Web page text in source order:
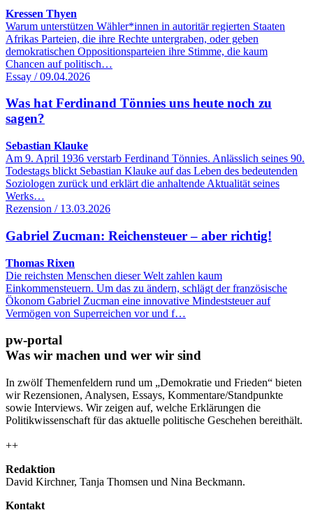
Kressen Thyen
Warum unterstützen Wähler*innen in autoritär regierten Staaten
Afrikas Parteien, die ihre Rechte untergraben, oder geben
demokratischen Oppositionsparteien ihre Stimme, die kaum
Chancen auf politisch…
Essay / 09.04.2026
Was hat Ferdinand Tönnies uns heute noch zu
sagen?
Sebastian Klauke
Am 9. April 1936 verstarb Ferdinand Tönnies. Anlässlich seines 90.
Todestags blickt Sebastian Klauke auf das Leben des bedeutenden
Soziologen zurück und erklärt die anhaltende Aktualität seines
Werks…
Rezension / 13.03.2026
Gabriel Zucman: Reichensteuer – aber richtig!
Thomas Rixen
Die reichsten Menschen dieser Welt zahlen kaum
Einkommensteuern. Um das zu ändern, schlägt der französische
Ökonom Gabriel Zucman eine innovative Mindeststeuer auf
Vermögen von Superreichen vor und f…
pw-portal
Was wir machen und wer wir sind
In zwölf Themenfeldern rund um „Demokratie und Frieden“ bieten
wir Rezensionen, Analysen, Essays, Kommentare/Standpunkte
sowie Interviews. Wir zeigen auf, welche Erklärungen die
Politikwissenschaft für das aktuelle politische Geschehen bereithält.
++
Redaktion
David Kirchner, Tanja Thomsen und Nina Beckmann.
Kontakt